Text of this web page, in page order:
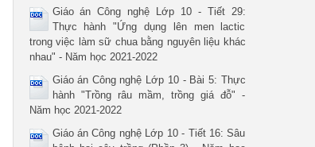
Giáo án Công nghệ Lớp 10 - Tiết 29:
Thực hành "Ứng dụng lên men lactic
trong việc làm sữ chua bằng nguyên liệu khác
nhau" - Năm học 2021-2022
Giáo án Công nghệ Lớp 10 - Bài 5: Thực
hành "Trồng râu mầm, trồng giá đỗ" -
Năm học 2021-2022
Giáo án Công nghệ Lớp 10 - Tiết 16: Sâu